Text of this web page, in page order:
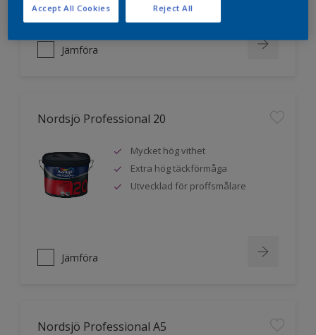
Jämföra
Nordsjö Professional 20
Mycket hög vithet
Extra hög täckförmåga
Utvecklad för proffsmålare
Jämföra
Nordsjö Professional A5
Reject All
Accept All Cookies